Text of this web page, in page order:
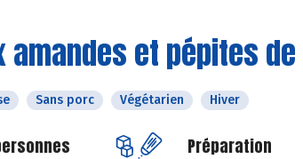
amandes et pépites
Sans porc Végétarien Hiver
Préparation